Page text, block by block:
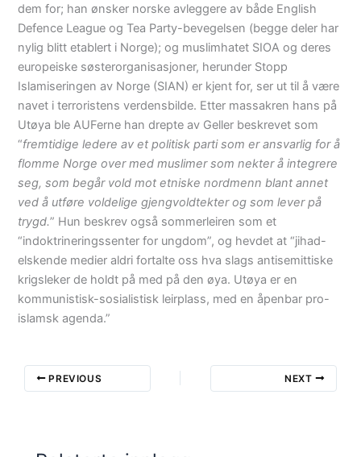
dem for; han ønsker norske avleggere av både English
Defence League og Tea Party-bevegelsen (begge deler har
nylig blitt etablert i Norge); og muslimhatet SIOA og deres
europeiske søsterorganisasjoner, herunder Stopp
Islamiseringen av Norge (SIAN) er kjent for, ser ut til å være
navet i terroristens verdensbilde. Etter massakren hans på
Utøya ble AUFerne han drepte av Geller beskrevet som
“fremtidige ledere av et politisk parti som er ansvarlig for å
flomme Norge over med muslimer som nekter å integrere
seg, som begår vold mot etniske nordmenn blant annet
ved å utføre voldelige gjengvoldtekter og som lever på
trygd.” Hun beskrev også sommerleiren som et
“indoktrineringssenter for ungdom”, og hevdet at “jihad-
elskende medier aldri fortalte oss hva slags antisemittiske
krigsleker de holdt på med på den øya. Utøya er en
kommunistisk-sosialistisk leirplass, med en åpenbar pro-
islamsk agenda.”
PREVIOUS NEXT